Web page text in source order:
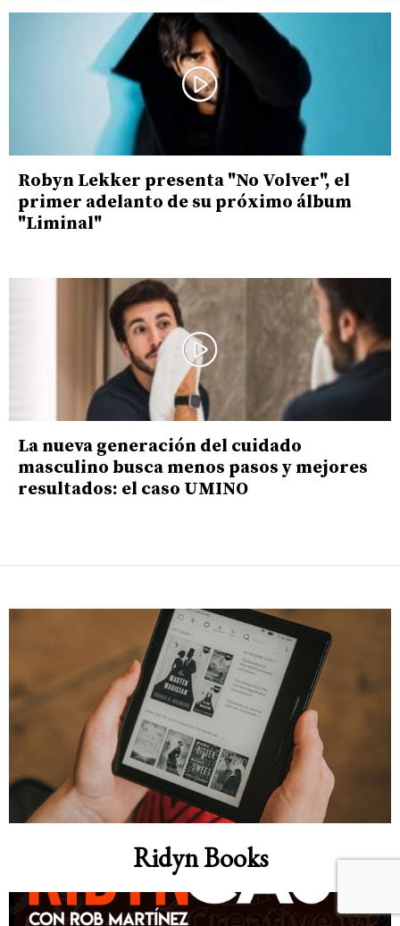
Robyn Lekker presenta "No Volver", el
primer adelanto de su próximo álbum
"Liminal"
La nueva generación del cuidado
masculino busca menos pasos y mejores
resultados: el caso UMINO
Ridyn Books